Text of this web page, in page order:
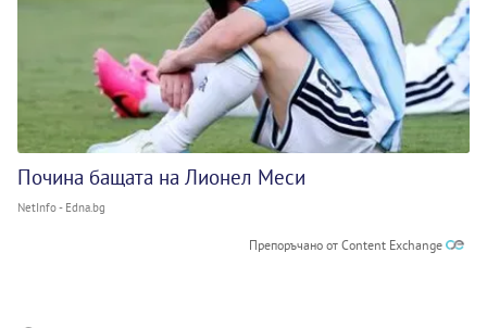
Почина бащата на Лионел Меси
NetInfo - Edna.bg
Препоръчано от Content Exchange